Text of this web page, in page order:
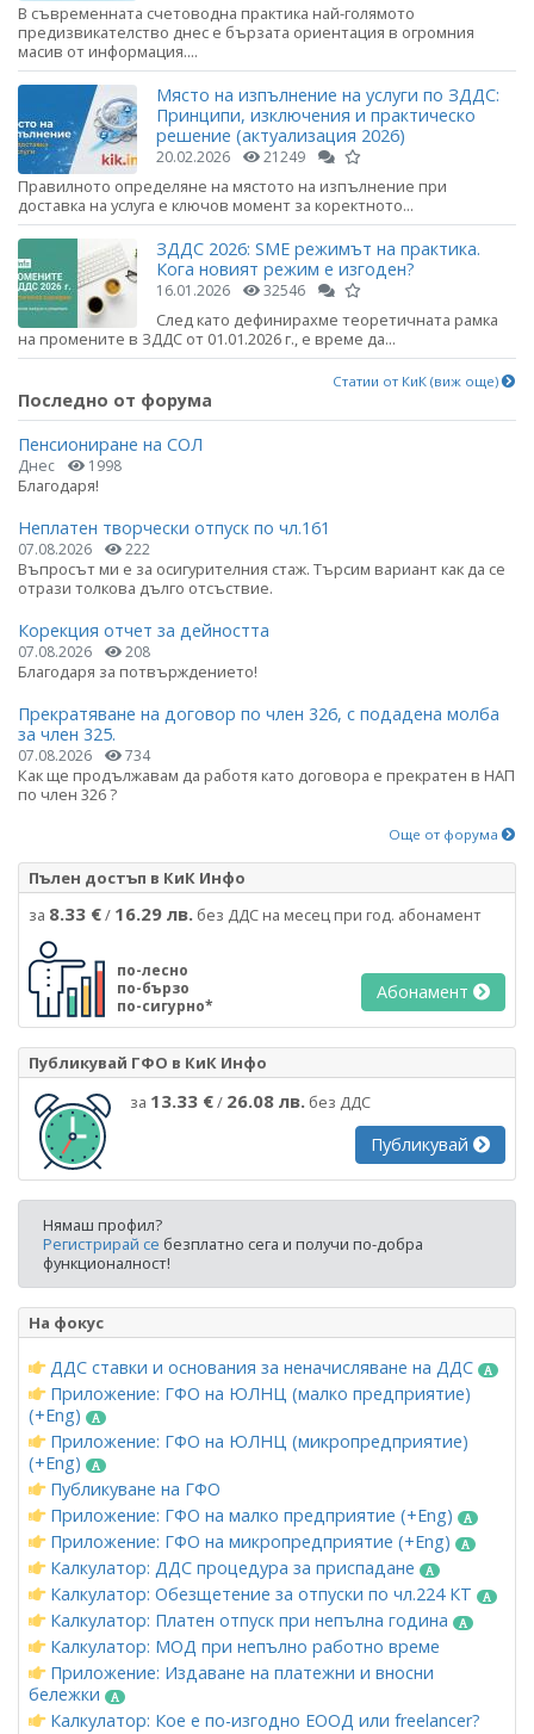
В съвременната счетоводна практика най-голямото
предизвикателство днес е бързата ориентация в огромния
масив от информация....
Място на изпълнение на услуги по ЗДДС:
Принципи, изключения и практическо
решение (актуализация 2026)
20.02.2026 21249
Правилното определяне на мястото на изпълнение при
доставка на услуга е ключов момент за коректното...
ЗДДС 2026: SME режимът на практика.
Кога новият режим е изгоден?
16.01.2026 32546
След като дефинирахме теоретичната рамка
на промените в ЗДДС от 01.01.2026 г., е време да...
Статии от КиК (виж още)
Последно от форума
Пенсиониране на СОЛ
Днес 1998
Благодаря!
Неплатен творчески отпуск по чл.161
07.08.2026 222
Въпросът ми е за осигурителния стаж. Търсим вариант как да се
отрази толкова дълго отсъствие.
Корекция отчет за дейността
07.08.2026 208
Благодаря за потвърждението!
Прекратяване на договор по член 326, с подадена молба
за член 325.
07.08.2026 734
Как ще продължавам да работя като договора е прекратен в НАП
по член 326 ?
Още от форума
Пълен достъп в КиК Инфо
за 8.33 €/ 16.29 лв. без ДДС на месец при год. абонамент
по-лесно
по-бързо
по-сигурно*
Абонамент
Публикувай ГФО в КиК Инфо
за 13.33 €/ 26.08 лв. без ДДС
Публикувай
Нямаш профил?
Регистрирай се безплатно сега и получи по-добра
функционалност!
На фокус
ДДС ставки и основания за неначисляване на ДДС
Приложение: ГФО на ЮЛНЦ (малко предприятие)
(+Eng)
Приложение: ГФО на ЮЛНЦ (микропредприятие)
(+Eng)
Публикуване на ГФО
Приложение: ГФО на малко предприятие (+Eng)
Приложение: ГФО на микропредприятие (+Eng)
Калкулатор: ДДС процедура за приспадане
Калкулатор: Обезщетение за отпуски по чл.224 КТ
Калкулатор: Платен отпуск при непълна година
Калкулатор: МОД при непълно работно време
Приложение: Издаване на платежни и вносни
бележки
Калкулатор: Кое е по-изгодно ЕООД или freelancer?